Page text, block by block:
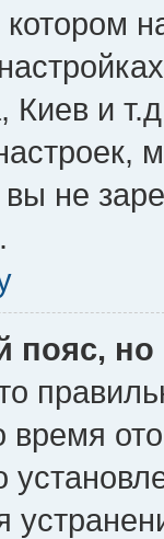
котором
Киев и
не
пояс,
время